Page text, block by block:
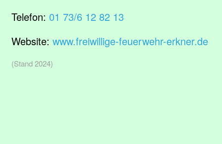
Telefon: 01 73/6 12 82 13
Website: www.freiwillige-feuerwehr-erkner.de
(Stand 2024)